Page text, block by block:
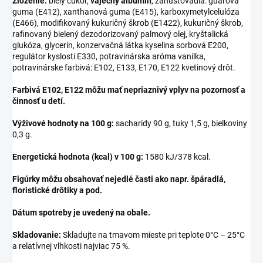
guma (E412), xanthanová guma (E415), karboxymetylcelulóza
(E466), modifikovaný kukuričný škrob (E1422), kukuričný škrob,
rafinovaný bielený dezodorizovaný palmový olej, kryštalická
glukóza, glycerín, konzervačná látka kyselina sorbová E200,
regulátor kyslosti E330, potravinárska aróma vanilka,
potravinárske farbivá: E102, E133, E170, E122 kvetinový drôt.
Farbivá E102, E122 môžu mať nepriaznivý vplyv na pozornosť a
činnosť u detí.
Výživové hodnoty na 100 g: sacharidy 90 g, tuky 1,5 g, bielkoviny
0,3 g.
Energetická hodnota (kcal) v 100 g: 1580 kJ/378 kcal.
Figúrky môžu obsahovať nejedlé časti ako napr. špáradlá,
floristické drôtiky a pod.
Dátum spotreby je uvedený na obale.
Skladovanie: Skladujte na tmavom mieste pri teplote 0°C – 25°C
a relatívnej vlhkosti najviac 75 %.